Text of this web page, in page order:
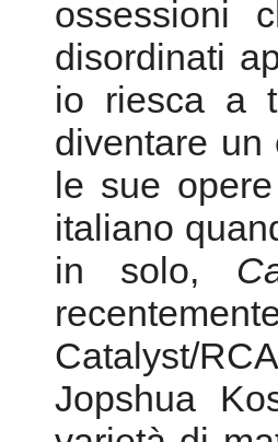
un sogno,
Spesso c'è
rianimare
un altro
ossessioni
disordinati
io riesca a
diventare un
le sue
italiano